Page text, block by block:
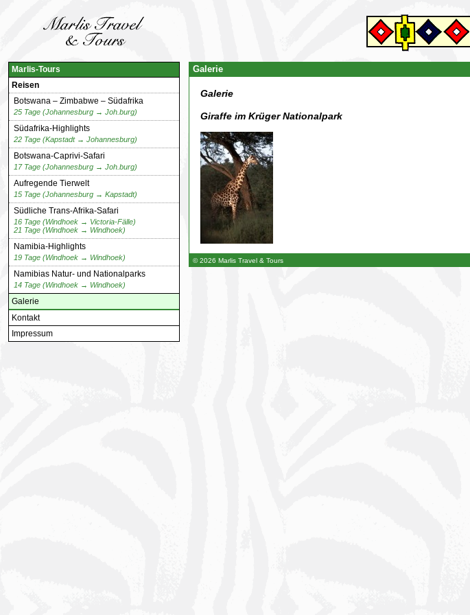
Marlis-Tours
Reisen
Botswana – Zimbabwe – Südafrika
25 Tage (Johannesburg → Joh.burg)
Südafrika-Highlights
22 Tage (Kapstadt → Johannesburg)
Botswana-Caprivi-Safari
17 Tage (Johannesburg → Joh.burg)
Aufregende Tierwelt
15 Tage (Johannesburg → Kapstadt)
Südliche Trans-Afrika-Safari
16 Tage (Windhoek → Victoria-Fälle)
21 Tage (Windhoek → Windhoek)
Namibia-Highlights
19 Tage (Windhoek → Windhoek)
Namibias Natur- und Nationalparks
14 Tage (Windhoek → Windhoek)
Galerie
Kontakt
Impressum
Galerie
Galerie
Giraffe im Krüger Nationalpark
© 2026 Marlis Travel & Tours